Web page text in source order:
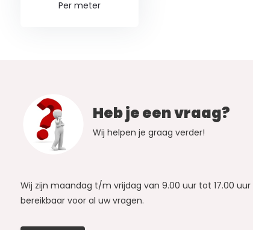
Per meter
Heb je een vraag?
Wij helpen je graag verder!
Wij zijn maandag t/m vrijdag van 9.00 uur tot 17.00 uur
bereikbaar voor al uw vragen.